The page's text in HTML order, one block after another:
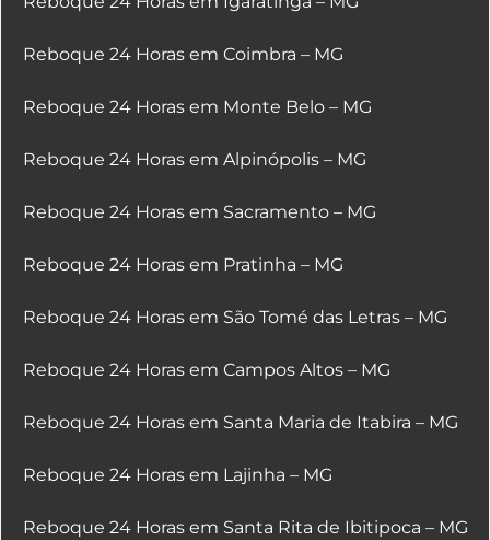
Reboque 24 Horas em Coimbra – MG
Reboque 24 Horas em Monte Belo – MG
Reboque 24 Horas em Alpinópolis – MG
Reboque 24 Horas em Sacramento – MG
Reboque 24 Horas em Pratinha – MG
Reboque 24 Horas em São Tomé das Letras – MG
Reboque 24 Horas em Campos Altos – MG
Reboque 24 Horas em Santa Maria de Itabira – MG
Reboque 24 Horas em Lajinha – MG
Reboque 24 Horas em Santa Rita de Ibitipoca – MG